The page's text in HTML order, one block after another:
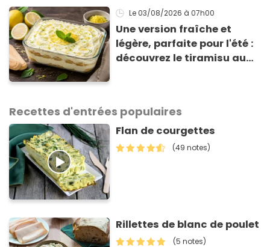
Le 03/08/2026 à 07h00
Une version fraîche et
légère, parfaite pour l'été :
découvrez le tiramisu au
Recettes d'entrées populaires
Flan de courgettes
(49 notes)
Rillettes de blanc de poulet
(5 notes)